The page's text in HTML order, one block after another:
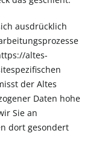
ausdrücklich
altes-
der Altes
Daten hohe
Sie an
dort gesondert